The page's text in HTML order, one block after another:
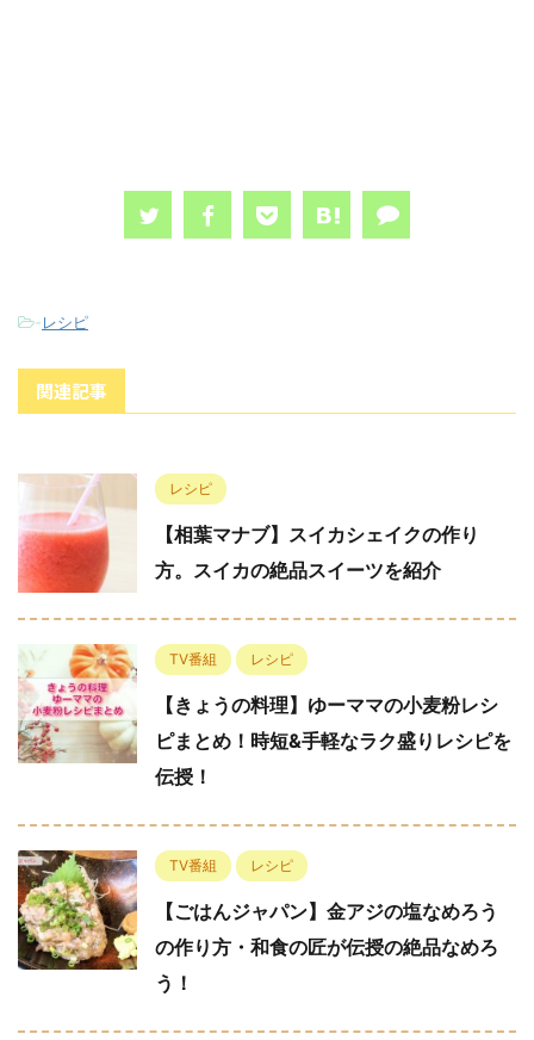
-レシピ
関連記事
レシピ
【相葉マナブ】スイカシェイクの作り
方。スイカの絶品スイーツを紹介
TV番組 レシピ
【きょうの料理】ゆーママの小麦粉レシ
ピまとめ！時短&手軽なラク盛りレシピを
伝授！
TV番組 レシピ
【ごはんジャパン】金アジの塩なめろう
の作り方・和食の匠が伝授の絶品なめろ
う！